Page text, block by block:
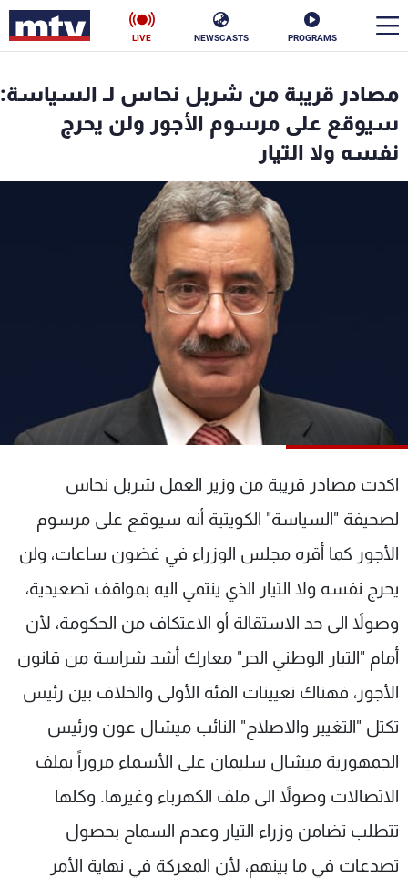
PROGRAMS
NEWSCASTS
LIVE
مصادر قريبة من شربل نحاس لـ السياسة:
سيوقع على مرسوم الأجور ولن يحرج
نفسه ولا التيار
اكدت مصادر قريبة من وزير العمل شربل نحاس
لصحيفة "السياسة" الكويتية أنه سيوقع على مرسوم
الأجور كما أقره مجلس الوزراء في غضون ساعات، ولن
يحرج نفسه ولا التيار الذي ينتمي اليه بمواقف تصعيدية،
وصولاً الى حد الاستقالة أو الاعتكاف من الحكومة، لأن
أمام "التيار الوطني الحر" معارك أشد شراسة من قانون
الأجور، فهناك تعيينات الفئة الأولى والخلاف بين رئيس
تكتل "التغيير والاصلاح" النائب ميشال عون ورئيس
الجمهورية ميشال سليمان على الأسماء مروراً بملف
الاتصالات وصولاً الى ملف الكهرباء وغيرها. وكلها
تتطلب تضامن وزراء التيار وعدم السماح بحصول
تصدعات في ما بينهم، لأن المعركة في نهاية الأمر
فن
رياضة
جدول البرامج
شاهد البرامج
الترددات
عن MTV
الإنـتـاج
لاعلاناتكم
وظائف
تواصل معنا
شروط الإسـتخدام
سياسة الخصوصية